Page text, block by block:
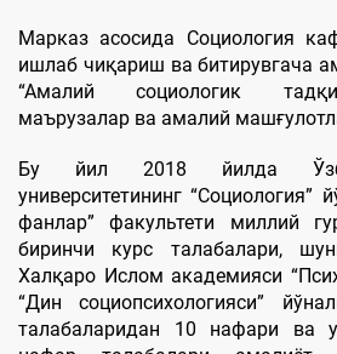
Марказ асосида Социология
ишлаб чиқариш ва битирувгача
“Амалий социологик
маърузалар ва амалий
Бу йил 2018 йилда
университетининг “Социология”
фанлар” факультети миллий
биринчи курс талабалари,
Халқаро Ислом академияси
“Дин социопсихологияси”
талабаларидан 10 нафари ва